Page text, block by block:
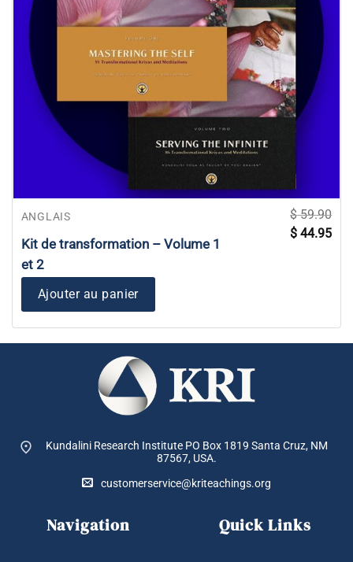
ANGLAIS
Kit de transformation – Volume 1
et 2
$59.90
Le
prix
$ 44.95Le
prix
Ajouter au panier
Kundalini Research Institute PO Box 1819 Santa Cruz, NM
87567, USA.
customerservice@kriteachings.org
Navigation Quick Links